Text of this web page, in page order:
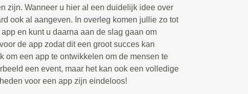
zijn. Wanneer u hier al een duidelijk idee over
ook al aangeven. In overleg komen jullie zo tot
en kunt u daarna aan de slag gaan om
de app zodat dit een groot succes kan
om een app te ontwikkelen om de mensen te
een event, maar het kan ook een volledige
voor een app zijn eindeloos!